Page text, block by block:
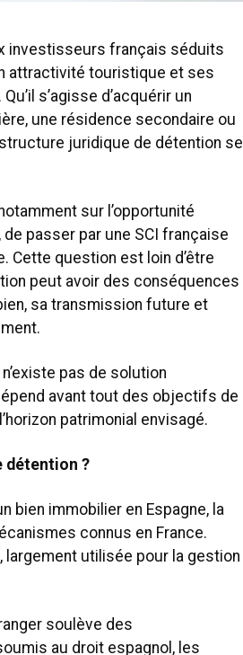
investisseurs français séduits
attractivité touristique et ses
s’agisse d’acquérir un
une résidence secondaire ou
juridique de détention se
sur l’opportunité
passer par une SCI française
Cette question est loin d’être
peut avoir des conséquences
sa transmission future et
pas de solution
avant tout des objectifs de
patrimonial envisagé.
détention ?
bien immobilier en Espagne, la
connus en France.
largement utilisée pour la gestion
soulève des
au droit espagnol, les